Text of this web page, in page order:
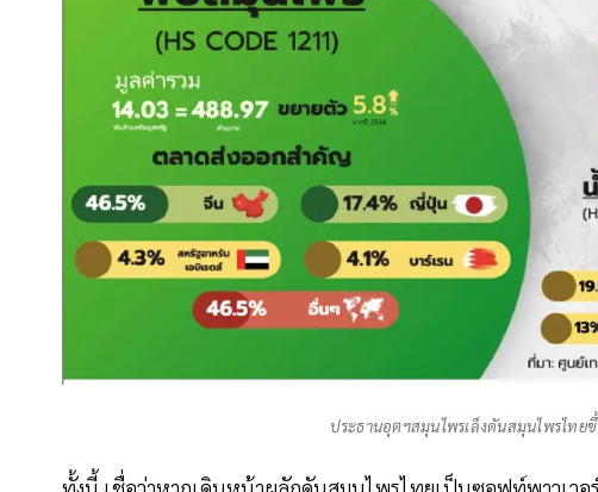
ประธานอุตฯสมุนไพรเล็งดันสมุนไพรไท